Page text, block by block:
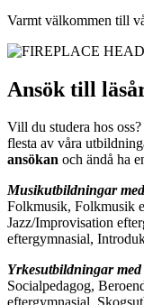
Varmt välkommen till
Ansök till
Vill du studera hos
flesta av våra
ansökan och ändå ha
Musikutbildningar
Folkmusik, Folkmusik
Jazz/Improvisation
eftergymnasial,
Yrkesutbildningar
Socialpedagog,